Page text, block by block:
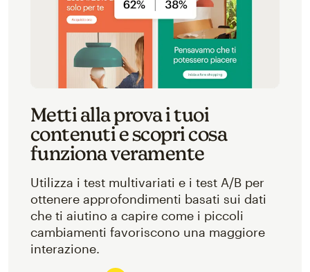
Metti alla prova i tuoi
contenuti e scopri cosa
funziona veramente
Utilizza i test multivariati e i test A/B per
ottenere approfondimenti basati sui dati
che ti aiutino a capire come i piccoli
cambiamenti favoriscono una maggiore
interazione.